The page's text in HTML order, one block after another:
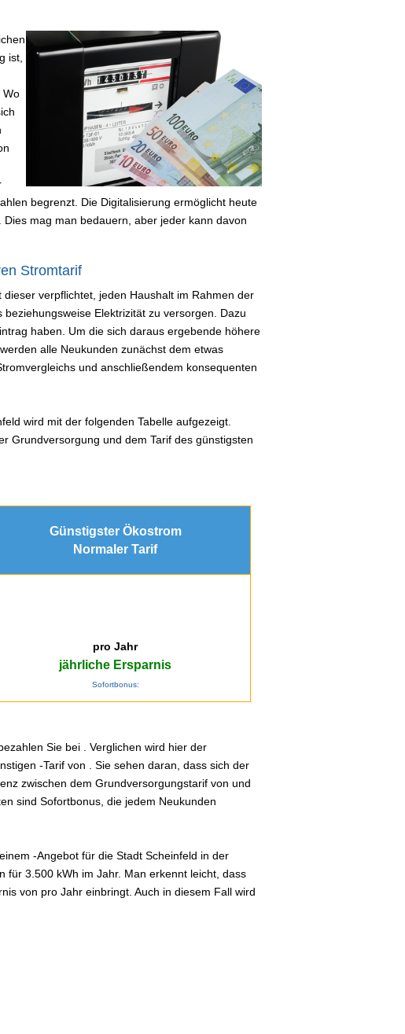
ist,
Wo
begrenzt. Die Digitalisierung ermöglicht heute
mag man bedauern, aber jeder kann davon
Stromtarif
verpflichtet, jeden Haushalt im Rahmen der
Elektrizität zu versorgen. Dazu
haben. Um die sich daraus ergebende höhere
alle Neukunden zunächst dem etwas
und anschließendem konsequenten
wird mit der folgenden Tabelle aufgezeigt.
Grundversorgung und dem Tarif des günstigsten
Günstigster Ökostrom
Normaler Tarif
pro Jahr
jährliche Ersparnis
Sofortbonus:
Sie bei . Verglichen wird hier der
-Tarif von . Sie sehen daran, dass sich der
zwischen dem Grundversorgungstarif von und
sind Sofortbonus, die jedem Neukunden
-Angebot für die Stadt Scheinfeld in der
für 3.500 kWh im Jahr. Man erkennt leicht, dass
von pro Jahr einbringt. Auch in diesem Fall wird